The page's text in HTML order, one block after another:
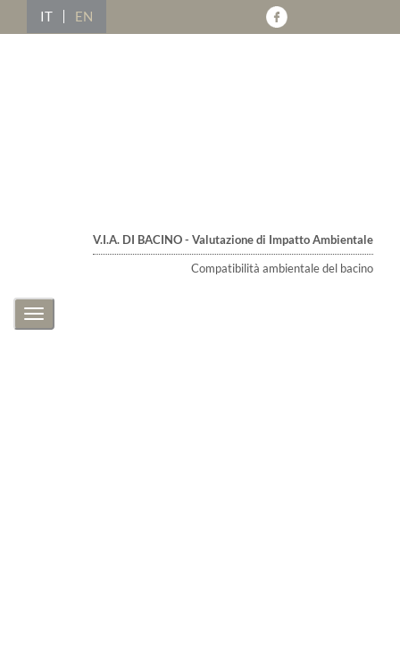
IT EN
V.I.A. DI BACINO - Valutazione di Impatto Ambientale
Compatibilità ambientale del bacino
Toggle